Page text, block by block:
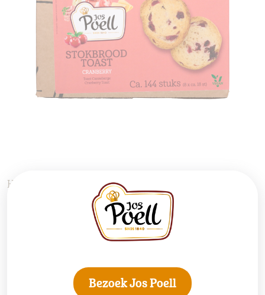
Bezoek Jos Poell
Horeca Stokbrood Toast Cranberry 144 stuks
Bekijk product